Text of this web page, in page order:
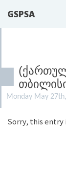
GSPSA
Monday May
Sorry, this entry